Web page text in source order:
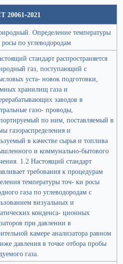
20061-2021
Определение температуры
росы по углеводородам
стандарт распространяется
газ, поступающий с
уста- новок подготовки,
хранилищ газа и
заводов в
газо- проводы,
по ним, поставляемый в
газораспределения и
в качестве сырья и топлива
и коммунально-бытового
1.2 Настоящий стандарт
требования к процедурам
температуры точ- ки росы
газа по углеводородам с
визуальных и
конденса- ционных
при давлении в
камере анализатора равном
давления в точке отбора пробы
газа.